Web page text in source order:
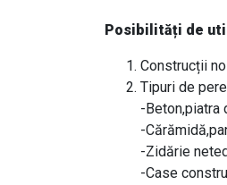
Posibilități de
Construcții
Tipuri de
-Beton,piatra
-
-Zidărie
-Case